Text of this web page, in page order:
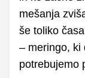
mešanja
še toliko
– meringo, ki
potrebujemo